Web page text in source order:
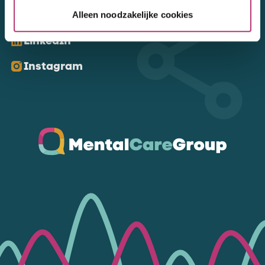
Alleen noodzakelijke cookies
Kom ons volgen
LinkedIn
Instagram